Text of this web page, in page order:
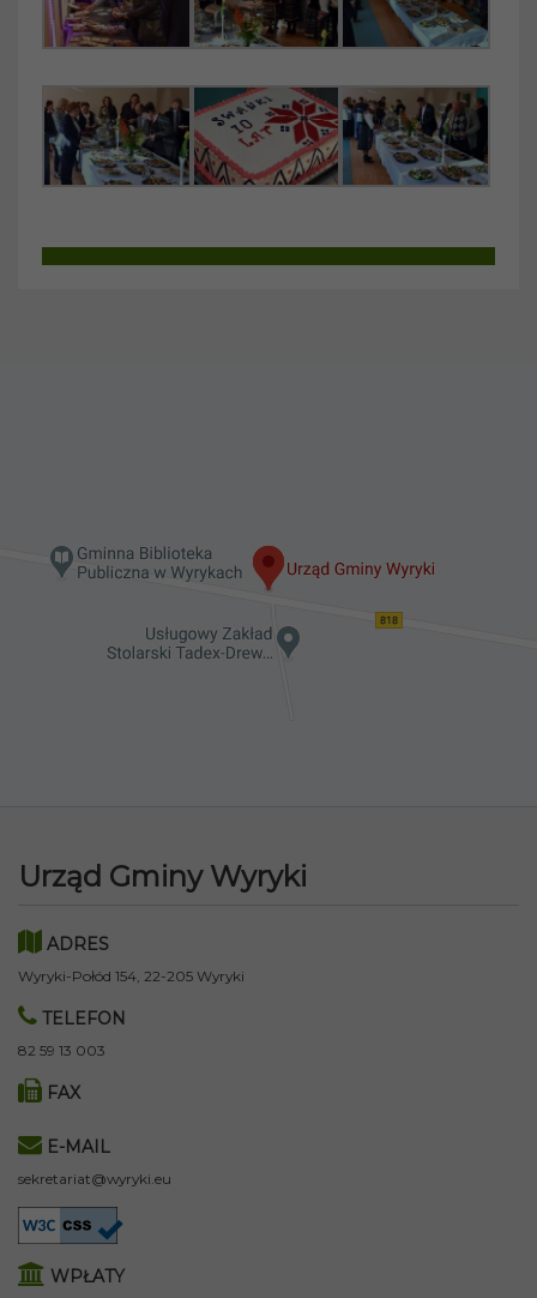
Urząd Gminy Wyryki
ADRES
Wyryki-Połód 154, 22-205 Wyryki
TELEFON
82 59 13 003
FAX
E-MAIL
sekretariat@wyryki.eu
WPŁATY